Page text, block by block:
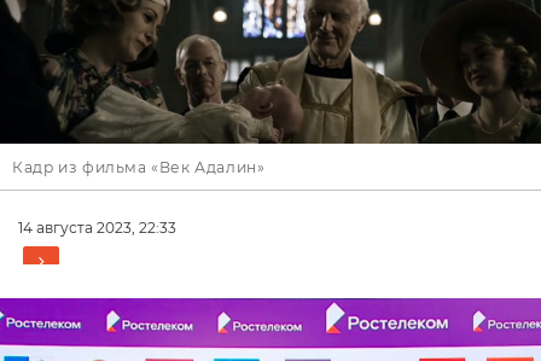
Кадр из фильма «Век Адалин»
14 августа 2023, 22:33